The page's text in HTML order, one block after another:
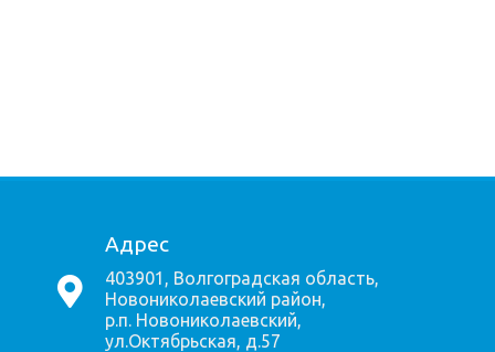
Адрес
403901, Волгоградская область,
Новониколаевский район,
р.п. Новониколаевский,
ул.Октябрьская, д.57